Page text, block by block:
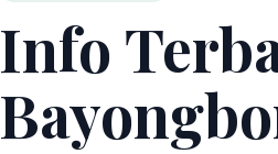
Info